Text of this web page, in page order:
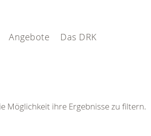
Angebote Das DRK
Möglichkeit ihre Ergebnisse zu filtern.